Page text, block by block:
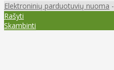
Elektroninių parduotuvių nuoma -
Rašyti
Skambinti